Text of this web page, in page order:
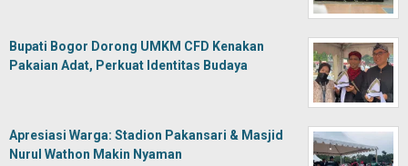
Bupati Bogor Dorong UMKM CFD Kenakan
Pakaian Adat, Perkuat Identitas Budaya
Apresiasi Warga: Stadion Pakansari & Masjid
Nurul Wathon Makin Nyaman